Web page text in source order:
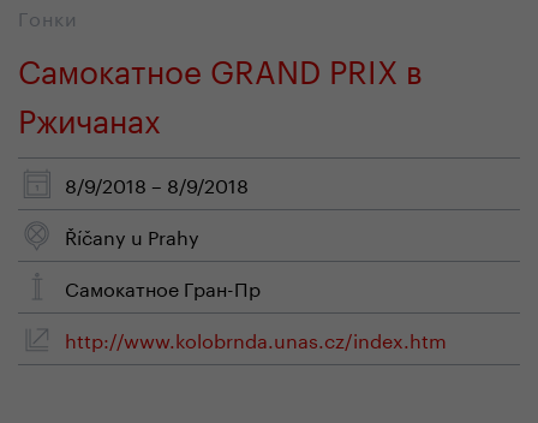
Гонки
Самокатное GRAND PRIX в
Ржичанах
8/9/2018 – 8/9/2018
Říčany u Prahy
Самокатное Гран-Пр
http://www.kolobrnda.unas.cz/index.htm